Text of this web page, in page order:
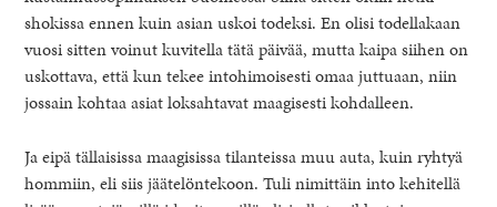
shokissa ennen kuin asian uskoi todeksi. En olisi todellakaan
vuosi sitten voinut kuvitella tätä päivää, mutta kaipa siihen on
uskottava, että kun tekee intohimoisesti omaa juttuaan, niin
jossain kohtaa asiat loksahtavat maagisesti kohdalleen.
Ja eipä tällaisissa maagisissa tilanteissa muu auta, kuin ryhtyä
hommiin, eli siis jäätelöntekoon. Tuli nimittäin into kehitellä